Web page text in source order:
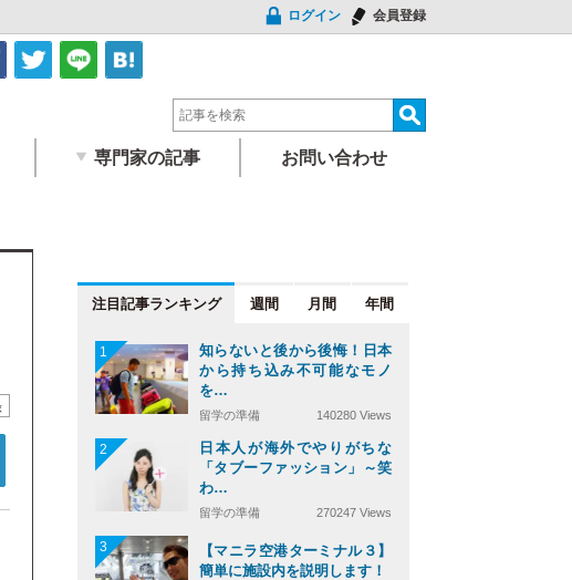
ログイン 会員登録
専門家の記事 お問い合わせ
注目記事 週間 月間 年間
1
知らないと後から後悔！日本
から持ち込み不可能なモノ
を…
留学の準備 140280 Views
2
日本人が海外でやりがちな
「タブーファッション」～笑
わ…
留学の準備 270247 Views
3
【マニラ空港ターミナル３】
簡単に施設内を説明します！